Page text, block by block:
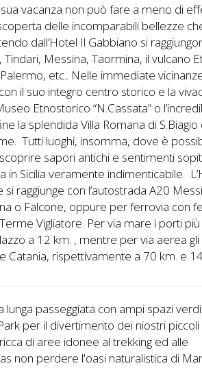
sua vacanza non può fare a meno di
delle incomparabili bellezze
dall’Hotel Il Gabbiano si
Messina, Taormina, il vulcano
etc.. Nelle immediate
il suo integro centro storico e la
Etnostorico “N.Cassata” o
la splendida Villa Romana di S.Biagio
Tutti luoghi, insomma, dove è
sapori antichi e sentimenti
in Sicilia veramente indimenticabile.
raggiunge con l’autostrada A20
o Falcone, oppure per ferrovia con
Vigliatore. Per via mare i porti più
a 12 km. , mentre per via aerea gli
Catania, rispettivamente a 70 km. e
passeggiata con ampi spazi verdi.
per il divertimento dei niostri piccoli
di aree idonee al trekking ed alle
non perdere l'oasi naturalistica di